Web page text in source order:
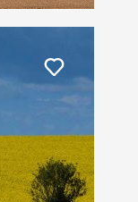
Liker